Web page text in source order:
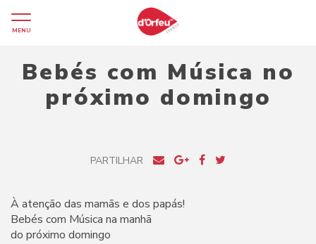
MENU
Bebés com Música no
próximo domingo
PARTILHAR
À atenção das mamãs e dos papás!
Bebés com Música na manhã
do próximo domingo